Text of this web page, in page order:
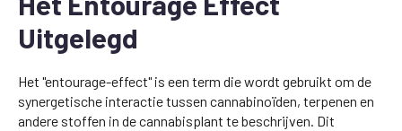
Uitgelegd
Het "entourage-effect" is een term die wordt gebruikt om de
synergetische interactie tussen cannabinoïden, terpenen en
andere stoffen in de cannabisplant te beschrijven. Dit